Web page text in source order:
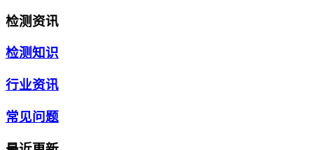
检测资讯
检测知识
行业资讯
常见问题